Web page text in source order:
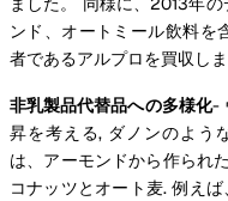
ンド、オートミール飲料を
者であるアルプロを買収しま
非乳製品代替品への多様化-
昇を考える, ダノンのよう
は、アーモンドから作られ
コナッツとオート麦. 例え